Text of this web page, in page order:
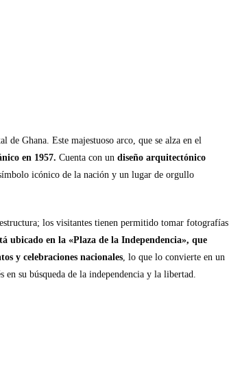
de Ghana. Este majestuoso arco, que se alza en el
en 1957. Cuenta con un diseño arquitectónico
icónico de la nación y un lugar de orgullo
los visitantes tienen permitido tomar fotografías
ubicado en la «Plaza de la Independencia», que
y celebraciones nacionales, lo que lo convierte en un
su búsqueda de la independencia y la libertad.